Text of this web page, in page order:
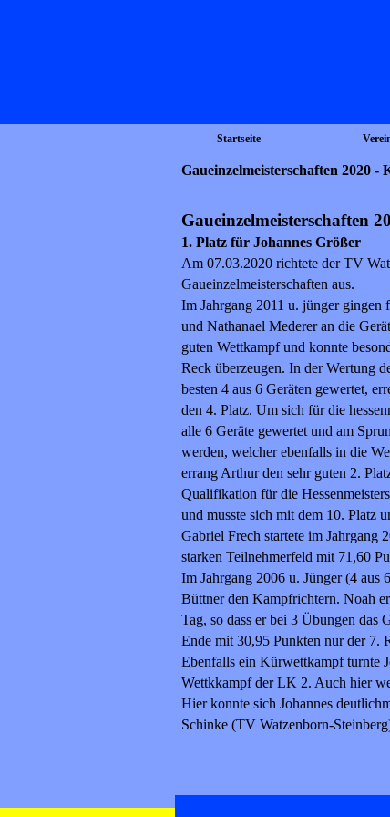
Startseite
Gaueinzelmeisterschaften 2020 -
Gaueinzelmeisterschaften
1. Platz für Johannes Größer
Am 07.03.2020 richtete der TV
Gaueinzelmeisterschaften aus.
Im Jahrgang 2011 u. jünger
und Nathanael Mederer an die
guten Wettkampf und konnte
Reck überzeugen. In der Wertung
besten 4 aus 6 Geräten gewertet,
den 4. Platz. Um sich für die
alle 6 Geräte gewertet und am
werden, welcher ebenfalls in die
errang Arthur den sehr guten 2.
Qualifikation für die
und musste sich mit dem 10. Platz
Gabriel Frech startete im Jahrgang
starken Teilnehmerfeld mit 71,60
Im Jahrgang 2006 u. Jünger (4
Büttner den Kampfrichtern. Noah
Tag, so dass er bei 3 Übungen das
Ende mit 30,95 Punkten nur der 7.
Ebenfalls ein Kürwettkampf turnte
Wettkkampf der LK 2. Auch hier
Hier konnte sich Johannes
Schinke (TV Watzenborn-